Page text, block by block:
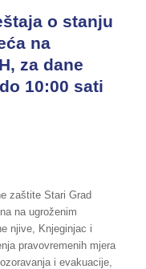
o stanju
na
za dane
10:00 sati
zaštite Stari Grad
na ugroženim
njive, Knjeginjac i
pravovremenih mjera
i evakuacije,